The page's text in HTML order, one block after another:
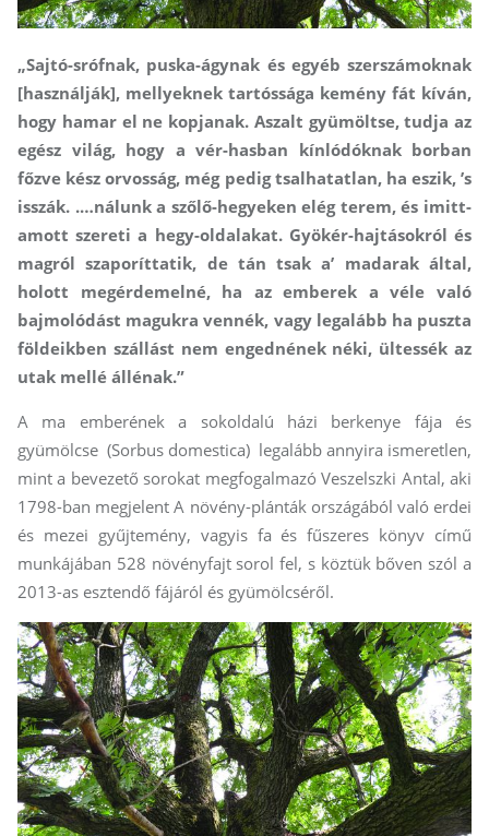
„Sajtó-srófnak, puska-ágynak és egyéb szerszámoknak
[használják], mellyeknek tartóssága kemény fát kíván,
hogy hamar el ne kopjanak. Aszalt gyümöltse, tudja az
egész világ, hogy a vér-hasban kínlódóknak borban
főzve kész orvosság, még pedig tsalhatatlan, ha eszik, ’s
isszák. .…nálunk a szőlő-hegyeken elég terem, és imitt-
amott szereti a hegy-oldalakat. Gyökér-haj­tásokról és
magról szaporíttatik, de tán tsak a’ madarak által,
holott megérdemelné, ha az emberek a véle való
bajmolódást magukra vennék, vagy legalább ha puszta
földeikben szállást nem engednének néki, ültessék az
utak mellé állénak.”
A ma emberének a sokoldalú házi berkenye fája és
gyümölcse (Sorbus domestica) legalább annyira ismeretlen,
mint a bevezető sorokat megfogalmazó Veszelszki Antal, aki
1798-ban megjelent A növény-plánták országából való erdei
és mezei gyűjtemény, vagyis fa és fűszeres könyv című
munkájában 528 növényfajt sorol fel, s köztük bőven szól a
2013-as esztendő fájáról és gyümölcséről.